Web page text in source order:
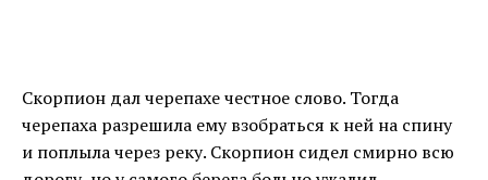
Скорпион дал черепахе честное слово. Тогда
черепаха разрешила ему взобраться к ней на спину
и поплыла через реку. Скорпион сидел смирно всю